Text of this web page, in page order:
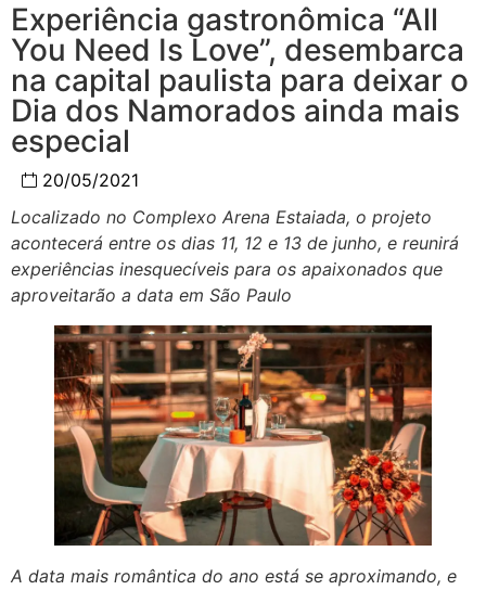
Experiência gastronômica “All
You Need Is Love”, desembarca
na capital paulista para deixar o
Dia dos Namorados ainda mais
especial
20/05/2021
Localizado no Complexo Arena Estaiada, o projeto
acontecerá entre os dias 11, 12 e 13 de junho, e reunirá
experiências inesquecíveis para os apaixonados que
aproveitarão a data em São Paulo
A data mais romântica do ano está se aproximando, e